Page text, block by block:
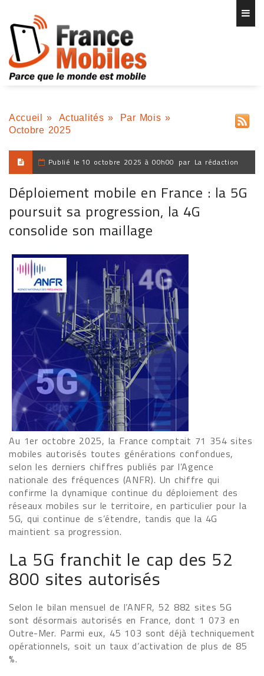
Accueil » Actualités » Par Mois »
Octobre 2025
Publié le 10 octobre 2025 à 00h00 par La rédaction
Déploiement mobile en France : la 5G
poursuit sa progression, la 4G
consolide son maillage
Au 1er octobre 2025, la France comptait 71 354 sites
mobiles autorisés toutes générations confondues,
selon les derniers chiffres publiés par l’Agence
nationale des fréquences (ANFR). Un chiffre qui
confirme la dynamique continue du déploiement des
réseaux mobiles sur le territoire, en particulier pour la
5G, qui continue de s’étendre, tandis que la 4G
maintient sa progression.
La 5G franchit le cap des 52
800 sites autorisés
Selon le bilan mensuel de l’ANFR, 52 882 sites 5G
sont désormais autorisés en France, dont 1 073 en
Outre-Mer. Parmi eux, 45 103 sont déjà techniquement
opérationnels, soit un taux d’activation de plus de 85
%.